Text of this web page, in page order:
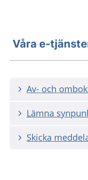
Våra e-
Av- och
Lämna
Skicka